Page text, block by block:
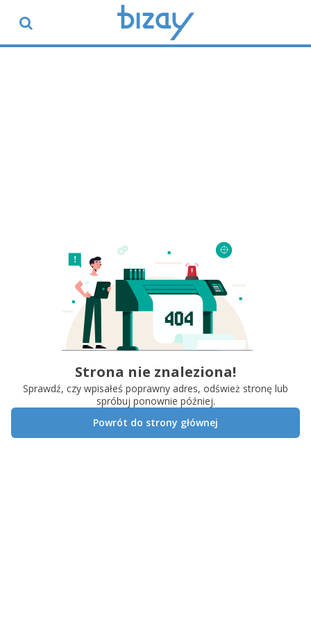
Strona nie znaleziona!
Sprawdź, czy wpisałeś poprawny adres, odśwież stronę lub
spróbuj ponownie później.